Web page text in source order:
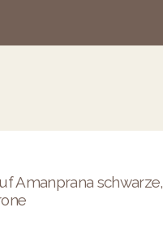
Amanprana schwarze,